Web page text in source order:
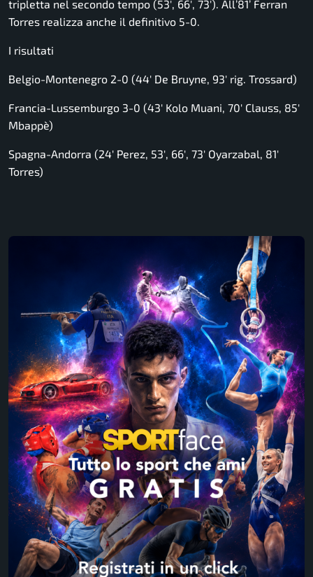
tripletta nel secondo tempo (53′, 66′, 73′). All’81’ Ferran
Torres realizza anche il definitivo 5-0.
I risultati
Belgio-Montenegro 2-0 (44′ De Bruyne, 93′ rig. Trossard)
Francia-Lussemburgo 3-0 (43′ Kolo Muani, 70′ Clauss, 85′
Mbappè)
Spagna-Andorra (24′ Perez, 53′, 66′, 73′ Oyarzabal, 81′
Torres)